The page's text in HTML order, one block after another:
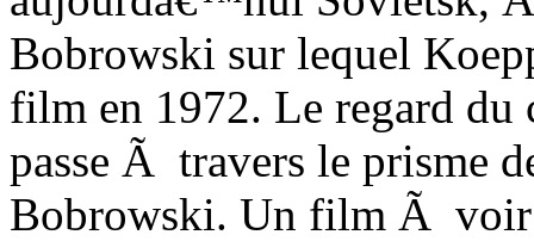
Bobrowski sur lequel
film en 1972. Le regard
passe Ã travers le prisme
Bobrowski. Un film Ã voir